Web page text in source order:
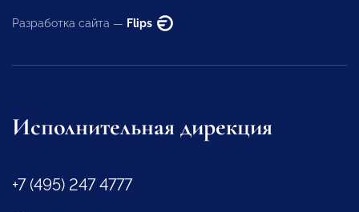
Разработка сайта — Flips
Исполнительная дирекция
+7 (495) 247 4777